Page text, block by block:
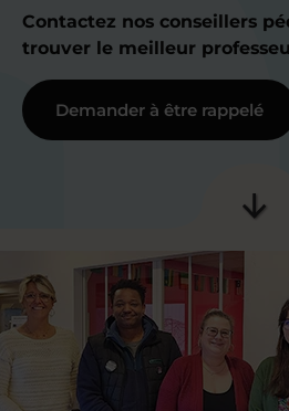
Contactez nos conseillers
trouver le meilleur
Demander à être rappelé